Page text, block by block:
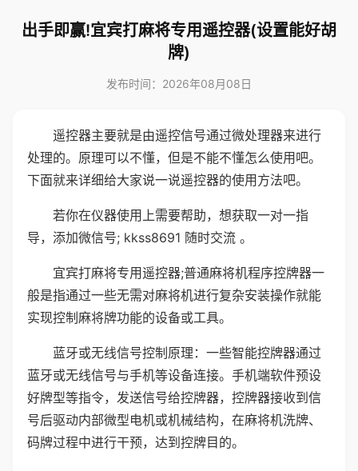
出手即赢!宜宾打麻将专用遥控器(设置能好胡
牌)
发布时间：2026年08月08日
遥控器主要就是由遥控信号通过微处理器来进行
处理的。原理可以不懂，但是不能不懂怎么使用吧。
下面就来详细给大家说一说遥控器的使用方法吧。
若你在仪器使用上需要帮助，想获取一对一指
导，添加微信号; kkss8691 随时交流 。
宜宾打麻将专用遥控器;普通麻将机程序控牌器一
般是指通过一些无需对麻将机进行复杂安装操作就能
实现控制麻将牌功能的设备或工具。
蓝牙或无线信号控制原理：一些智能控牌器通过
蓝牙或无线信号与手机等设备连接。手机端软件预设
好牌型等指令，发送信号给控牌器，控牌器接收到信
号后驱动内部微型电机或机械结构，在麻将机洗牌、
码牌过程中进行干预，达到控牌目的。